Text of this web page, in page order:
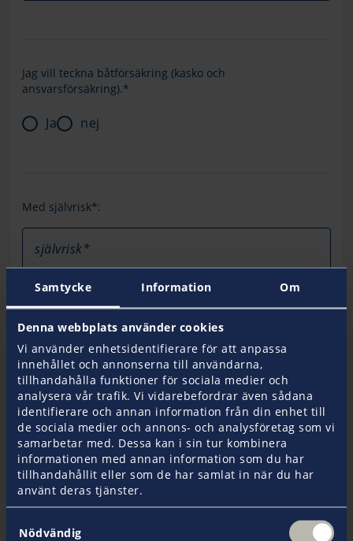
Samtycke Information Om
Denna webbplats använder cookies
Vi använder enhetsidentifierare för att anpassa
innehållet och annonserna till användarna,
tillhandahålla funktioner för sociala medier och
analysera vår trafik. Vi vidarebefordrar även sådana
identifierare och annan information från din enhet till
de sociala medier och annons- och analysföretag som vi
samarbetar med. Dessa kan i sin tur kombinera
informationen med annan information som du har
tillhandahållit eller som de har samlat in när du har
använt deras tjänster.
Nödvändig
Jag vill teckna båtförsäkring (kasko och
ansvarsförsäkring).*
Ja nej
Med självrisk*:
självrisk*
Jag vill bara teckna en ansvarsförsäkrin.*
Ja nej
Jag vill teckna en olycksfallsförsäkring.*
Ja nej